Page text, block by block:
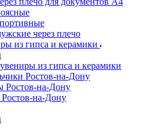
через плечо
из гипса и керамики
из гипса и керамики
Ростов-на-Дону
Ростов-на-Дону
на-Дону